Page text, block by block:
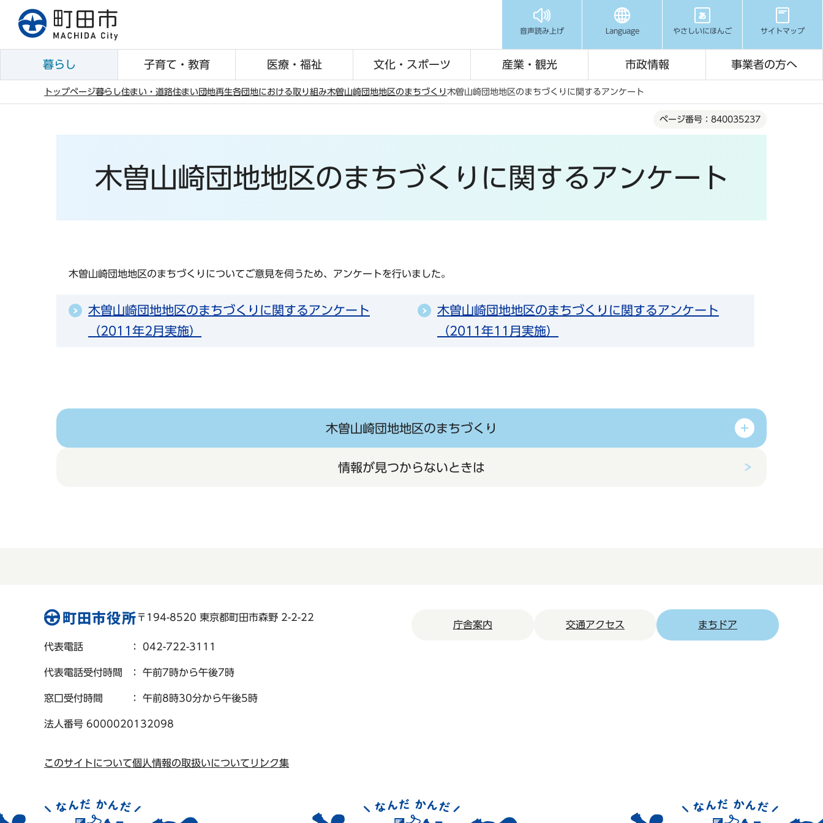
先
音声読み上げ Language やさしいにほんご サイトマップ
暮らし 子育て・教育 医療・福祉 文化・スポーツ 産業・観光 市政情報 事業者の方へ
トップページ暮らし住まい・道路住まい 団地再生各団地における取り組み木曽山崎団地地区のまちづくり木曽山崎団地地区のまちづくりに関するアンケート
ページ番号：840035237
木曽山崎団地地区のまちづくりに関するアンケート
木曽山崎団地地区のまちづくりについてご意見を伺うため、アンケートを行いました。
木曽山崎団地地区のまちづくりに関するアンケート
（2011年2月実施）
木曽山崎団地地区のまちづくりに関するアンケート
（2011年11月実施）
木曽山崎団地地区のまちづくり
情報が見つからないときは
〒194-8520 東京都町田市森野 2-2-22
代表電話 ： 042-722-3111
代表電話受付時間 ： 午前7時から午後7時
窓口受付時間 ： 午前8時30分から午後5時
法人番号 6000020132098
このサイトについて個人情報の取扱いについて リンク集
庁舎案内 交通アクセス まちドア